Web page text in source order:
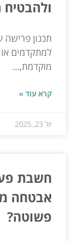
ולהבטיח
תכנון פרישה
למתקדמים או
מוקדמת,...
קרא עוד »
יול 23, 2025
חשבת
אבטחה
פשוטה?